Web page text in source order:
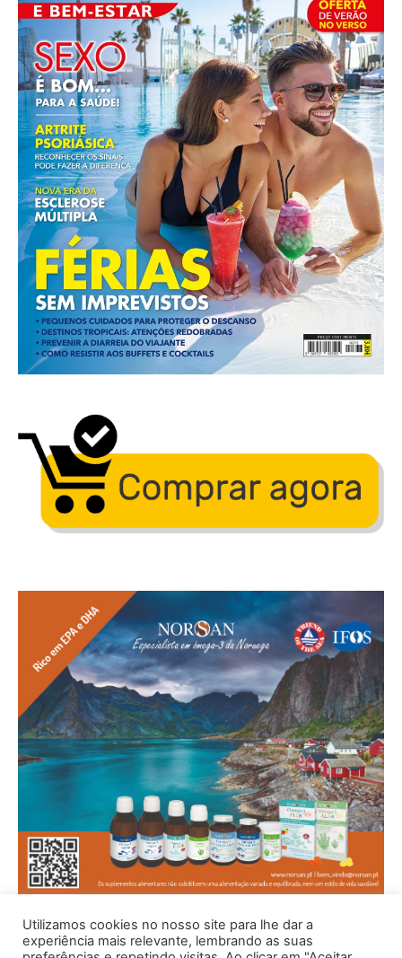
Utilizamos cookies no nosso site para lhe dar a
experiência mais relevante, lembrando as suas